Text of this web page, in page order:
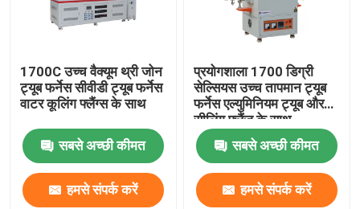
1700C उच्च वैक्यूम थ्री जोन
ट्यूब फर्नेस सीवीडी ट्यूब फर्नेस
वाटर कूलिंग फ्लैंग्स के साथ
सबसे अच्छी कीमत
हमसे संपर्क करें
प्रयोगशाला 1700 डिग्री
सेल्सियस उच्च तापमान ट्यूब
फर्नेस एल्युमिनियम ट्यूब और
सीलिंग फ्लैंज के साथ
सबसे अच्छी कीमत
हमसे संपर्क करें